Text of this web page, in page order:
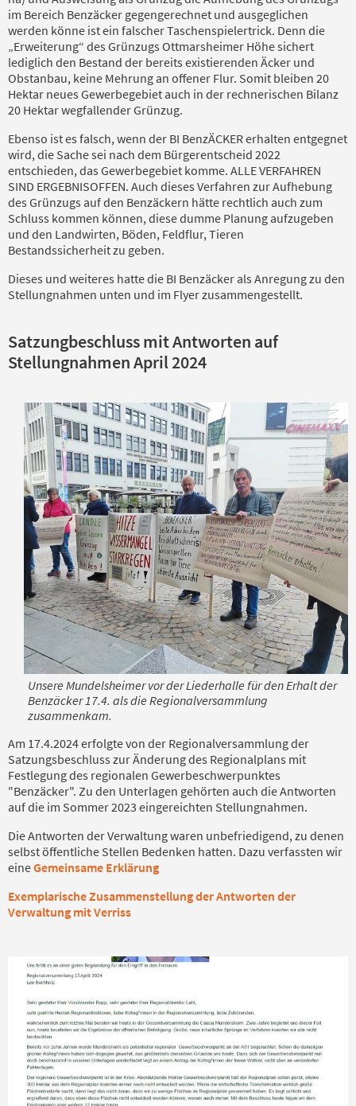
im Bereich Benzäcker gegengerechnet und ausgeglichen
werden könne ist ein falscher Taschenspielertrick. Denn die
„Erweiterung“ des Grünzugs Ottmarsheimer Höhe sichert
lediglich den Bestand der bereits existierenden Äcker und
Obstanbau, keine Mehrung an offener Flur. Somit bleiben 20
Hektar neues Gewerbegebiet auch in der rechnerischen Bilanz
20 Hektar wegfallender Grünzug.
Ebenso ist es falsch, wenn der BI BenzÄCKER erhalten entgegnet
wird, die Sache sei nach dem Bürgerentscheid 2022
entschieden, das Gewerbegebiet komme. ALLE VERFAHREN
SIND ERGEBNISOFFEN. Auch dieses Verfahren zur Aufhebung
des Grünzugs auf den Benzäckern hätte rechtlich auch zum
Schluss kommen können, diese dumme Planung aufzugeben
und den Landwirten, Böden, Feldflur, Tieren
Bestandssicherheit zu geben.
Dieses und weiteres hatte die BI Benzäcker als Anregung zu den
Stellungnahmen unten und im Flyer zusammengestellt.
Satzungbeschluss mit Antworten auf
Stellungnahmen April 2024
Unsere Mundelsheimer vor der Liederhalle für den Erhalt der
Benzäcker 17.4. als die Regionalversammlung
zusammenkam.
Am 17.4.2024 erfolgte von der Regionalversammlung der
Satzungsbeschluss zur Änderung des Regionalplans mit
Festlegung des regionalen Gewerbeschwerpunktes
"Benzäcker". Zu den Unterlagen gehörten auch die Antworten
auf die im Sommer 2023 eingereichten Stellungnahmen.
Die Antworten der Verwaltung waren unbefriedigend, zu denen
selbst öffentliche Stellen Bedenken hatten. Dazu verfassten wir
eineGemeinsame Erklärung
Exemplarische Zusammenstellung der Antworten der
Verwaltung mit Verriss